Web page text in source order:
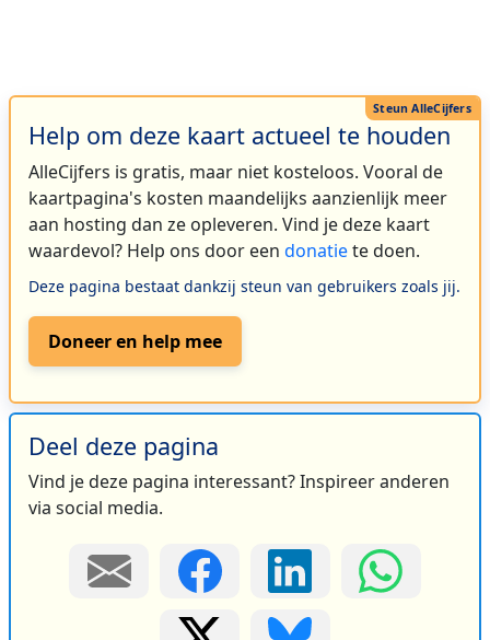
Help om deze kaart actueel te houden
AlleCijfers is gratis, maar niet kosteloos. Vooral de
kaartpagina's kosten maandelijks aanzienlijk meer
aan hosting dan ze opleveren. Vind je deze kaart
waardevol? Help ons door een donatiete doen.
Deze pagina bestaat dankzij steun van gebruikers zoals jij.
Doneer en help mee
Deel deze pagina
Vind je deze pagina interessant? Inspireer anderen
via social media.